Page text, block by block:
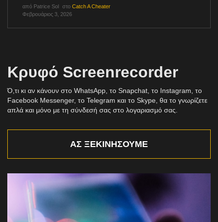
από Patrice Sol στο Catch A Cheater
Φεβρουάριος 3, 2026
Κρυφό Screenrecorder
Ό,τι κι αν κάνουν στο WhatsApp, το Snapchat, το Instagram, το
Facebook Messenger, το Telegram και το Skype, θα το γνωρίζετε
απλά και μόνο με τη σύνδεσή σας στο λογαριασμό σας.
ΑΣ ΞΕΚΙΝΉΣΟΥΜΕ